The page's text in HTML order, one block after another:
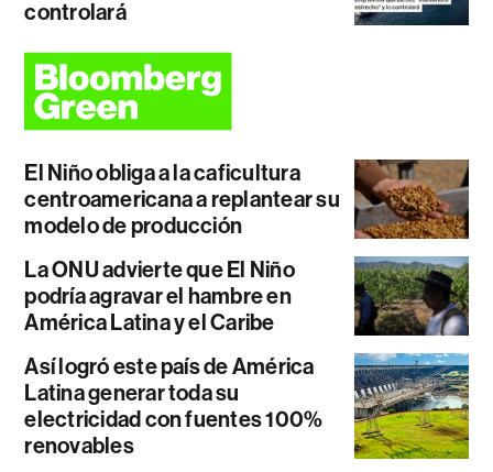
controlará
El Niño obliga a la caficultura
centroamericana a replantear su
modelo de producción
La ONU advierte que El Niño
podría agravar el hambre en
América Latina y el Caribe
Así logró este país de América
Latina generar toda su
electricidad con fuentes 100%
renovables